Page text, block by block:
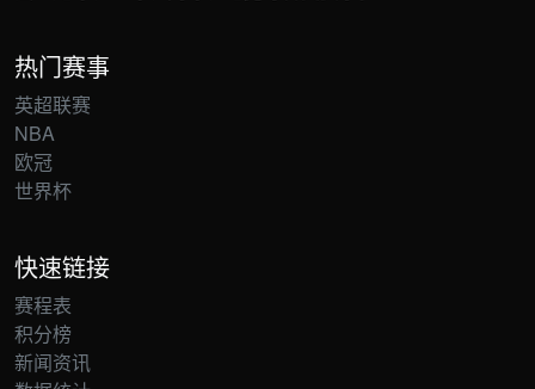
热门赛事
英超联赛
NBA
欧冠
世界杯
快速链接
赛程表
积分榜
新闻资讯